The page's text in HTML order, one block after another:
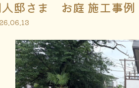
邸さま お庭 施工事例